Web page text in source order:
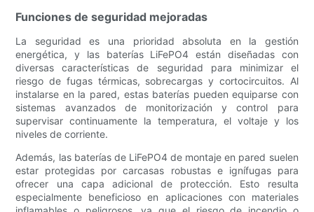
Funciones de seguridad mejoradas
La seguridad es una prioridad absoluta en la gestión
energética, y las baterías LiFePO4 están diseñadas con
diversas características de seguridad para minimizar el
riesgo de fugas térmicas, sobrecargas y cortocircuitos. Al
instalarse en la pared, estas baterías pueden equiparse con
sistemas avanzados de monitorización y control para
supervisar continuamente la temperatura, el voltaje y los
niveles de corriente.
Además, las baterías de LiFePO4 de montaje en pared suelen
estar protegidas por carcasas robustas e ignífugas para
ofrecer una capa adicional de protección. Esto resulta
especialmente beneficioso en aplicaciones con materiales